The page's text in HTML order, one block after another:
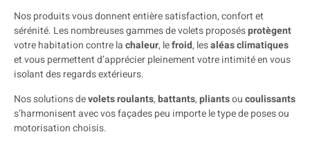
Nos produits vous donnent entière satisfaction, confort et
sérénité. Les nombreuses gammes de volets proposésprotègent
votre habitation contre lachaleur, lefroid, lesaléasclimatiques
et vous permettent d’apprécier pleinement votre intimité en vous
isolant des regards extérieurs.
Nos solutions devoletsroulants,battants,pliantsoucoulissants
s’harmonisent avec vos façades peu importe le type de poses ou
motorisation choisis.